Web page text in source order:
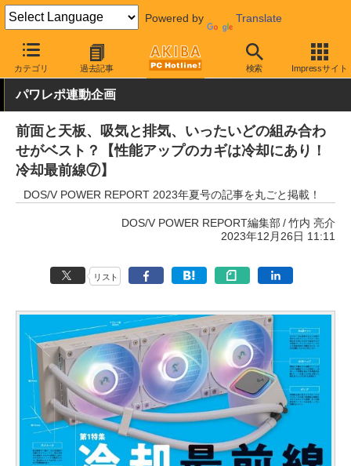
Powered by Translate
カテゴリ 過去記事 検索 Impressサイト
AKIBA PC Hotline! PCパーツ PCケース
パワレポ連動企画
前面と天板、吸気と排気、いったいどの組み合わ
せがベスト？【性能アップのカギは冷却にあり！
冷却最前線⑦】
DOS/V POWER REPORT 2023年夏号の記事を丸ごと掲載！
DOS/V POWER REPORT編集部
竹内 亮介
2023年12月26日 11:11
リスト